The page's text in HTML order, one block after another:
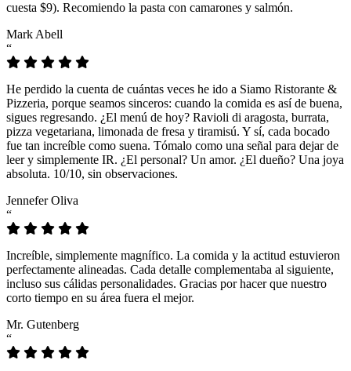
cuesta $9). Recomiendo la pasta con camarones y salmón.
Mark Abell
“
He perdido la cuenta de cuántas veces he ido a Siamo Ristorante &
Pizzeria, porque seamos sinceros: cuando la comida es así de buena,
sigues regresando. ¿El menú de hoy? Ravioli di aragosta, burrata,
pizza vegetariana, limonada de fresa y tiramisú. Y sí, cada bocado
fue tan increíble como suena. Tómalo como una señal para dejar de
leer y simplemente IR. ¿El personal? Un amor. ¿El dueño? Una joya
absoluta. 10/10, sin observaciones.
Jennefer Oliva
“
Increíble, simplemente magnífico. La comida y la actitud estuvieron
perfectamente alineadas. Cada detalle complementaba al siguiente,
incluso sus cálidas personalidades. Gracias por hacer que nuestro
corto tiempo en su área fuera el mejor.
Mr. Gutenberg
“